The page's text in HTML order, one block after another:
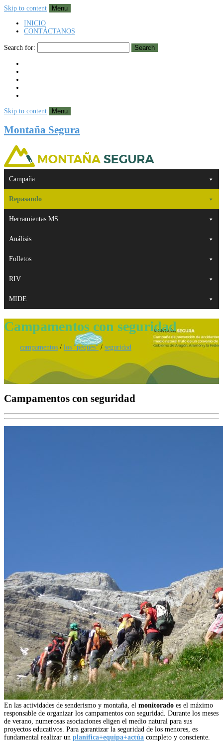
Skip to content
Menu
INICIO
CONTÁCTANOS
Search for: Search
Skip to content Menu
Montaña Segura
Campaña
Repasando
Herramientas MS
Análisis
Folletos
RIV
MIDE
Campamentos con seguridad
campamentos / los "peques" / seguridad
Campamentos con seguridad
En las actividades de senderismo y montaña, el monitorado es el máximo
responsable de organizar los campamentos con seguridad. Durante los meses
de verano, numerosas asociaciones eligen el medio natural para sus
proyectos educativos. Para garantizar la seguridad de los menores, es
fundamental realizar un planifica+equipa+actúa completo y consciente.